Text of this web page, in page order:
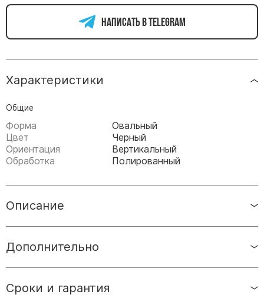
Памятники из гранита Капустинский
Арочные памятники
Часовни из белого мрамора и гранита
Колумбарий
Недорогие памятники
Памятники с фотокерамикой
Памятники женщине
Написать в telegram
Характеристики
Общие
Форма
Овальный
Цвет
Черный
Ориентация
Вертикальный
Обработка
Полированный
Описание
Дополнительно
Сроки и гарантия